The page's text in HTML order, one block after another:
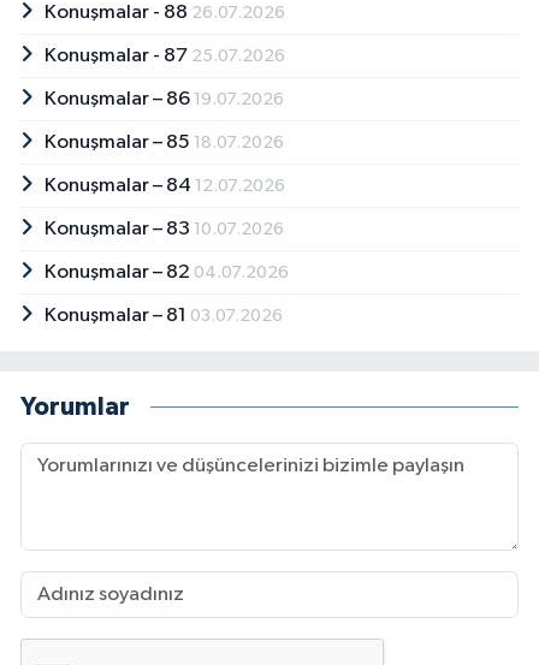
Konuşmalar - 88 26.07.2026
Konuşmalar - 87 25.07.2026
Konuşmalar – 86 19.07.2026
Konuşmalar – 85 18.07.2026
Konuşmalar – 84 12.07.2026
Konuşmalar – 83 10.07.2026
Konuşmalar – 82 04.07.2026
Konuşmalar – 81 03.07.2026
Yorumlar